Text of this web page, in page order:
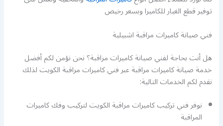
توفير قطع الغيار للكاميرا وبسعر رخيص
فني صيانة كاميرات مراقبة اشبيلية
هل أنت بحاجة لفني صيانة كاميرات مراقبة؟ نحن نؤمن لكم أفضل
خدمة صيانة كاميرات مراقبة عبر فني كاميرات مراقبة الكويت لذلك
نقدم لكم الخدمات التالية:
نوفر فني تركيب كاميرات مراقبة الكويت لتركيب وفك كاميرات
المراقبة